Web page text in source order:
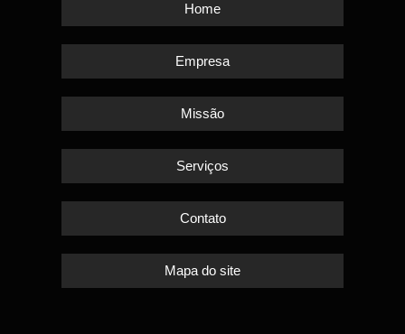
Home
Empresa
Missão
Serviços
Contato
Mapa do site